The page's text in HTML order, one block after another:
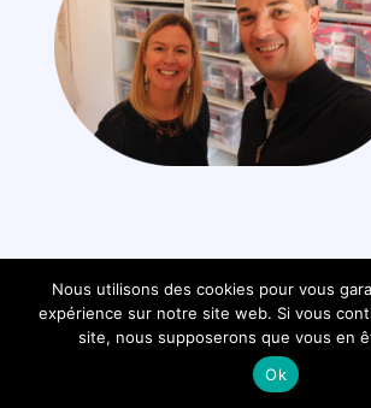
®Les trouvailles de Béné | Mentions Légales
confidentialité
Nous utilisons des cookies pour vous
expérience sur notre site web. Si vous
site, nous supposerons que vous en
Ok